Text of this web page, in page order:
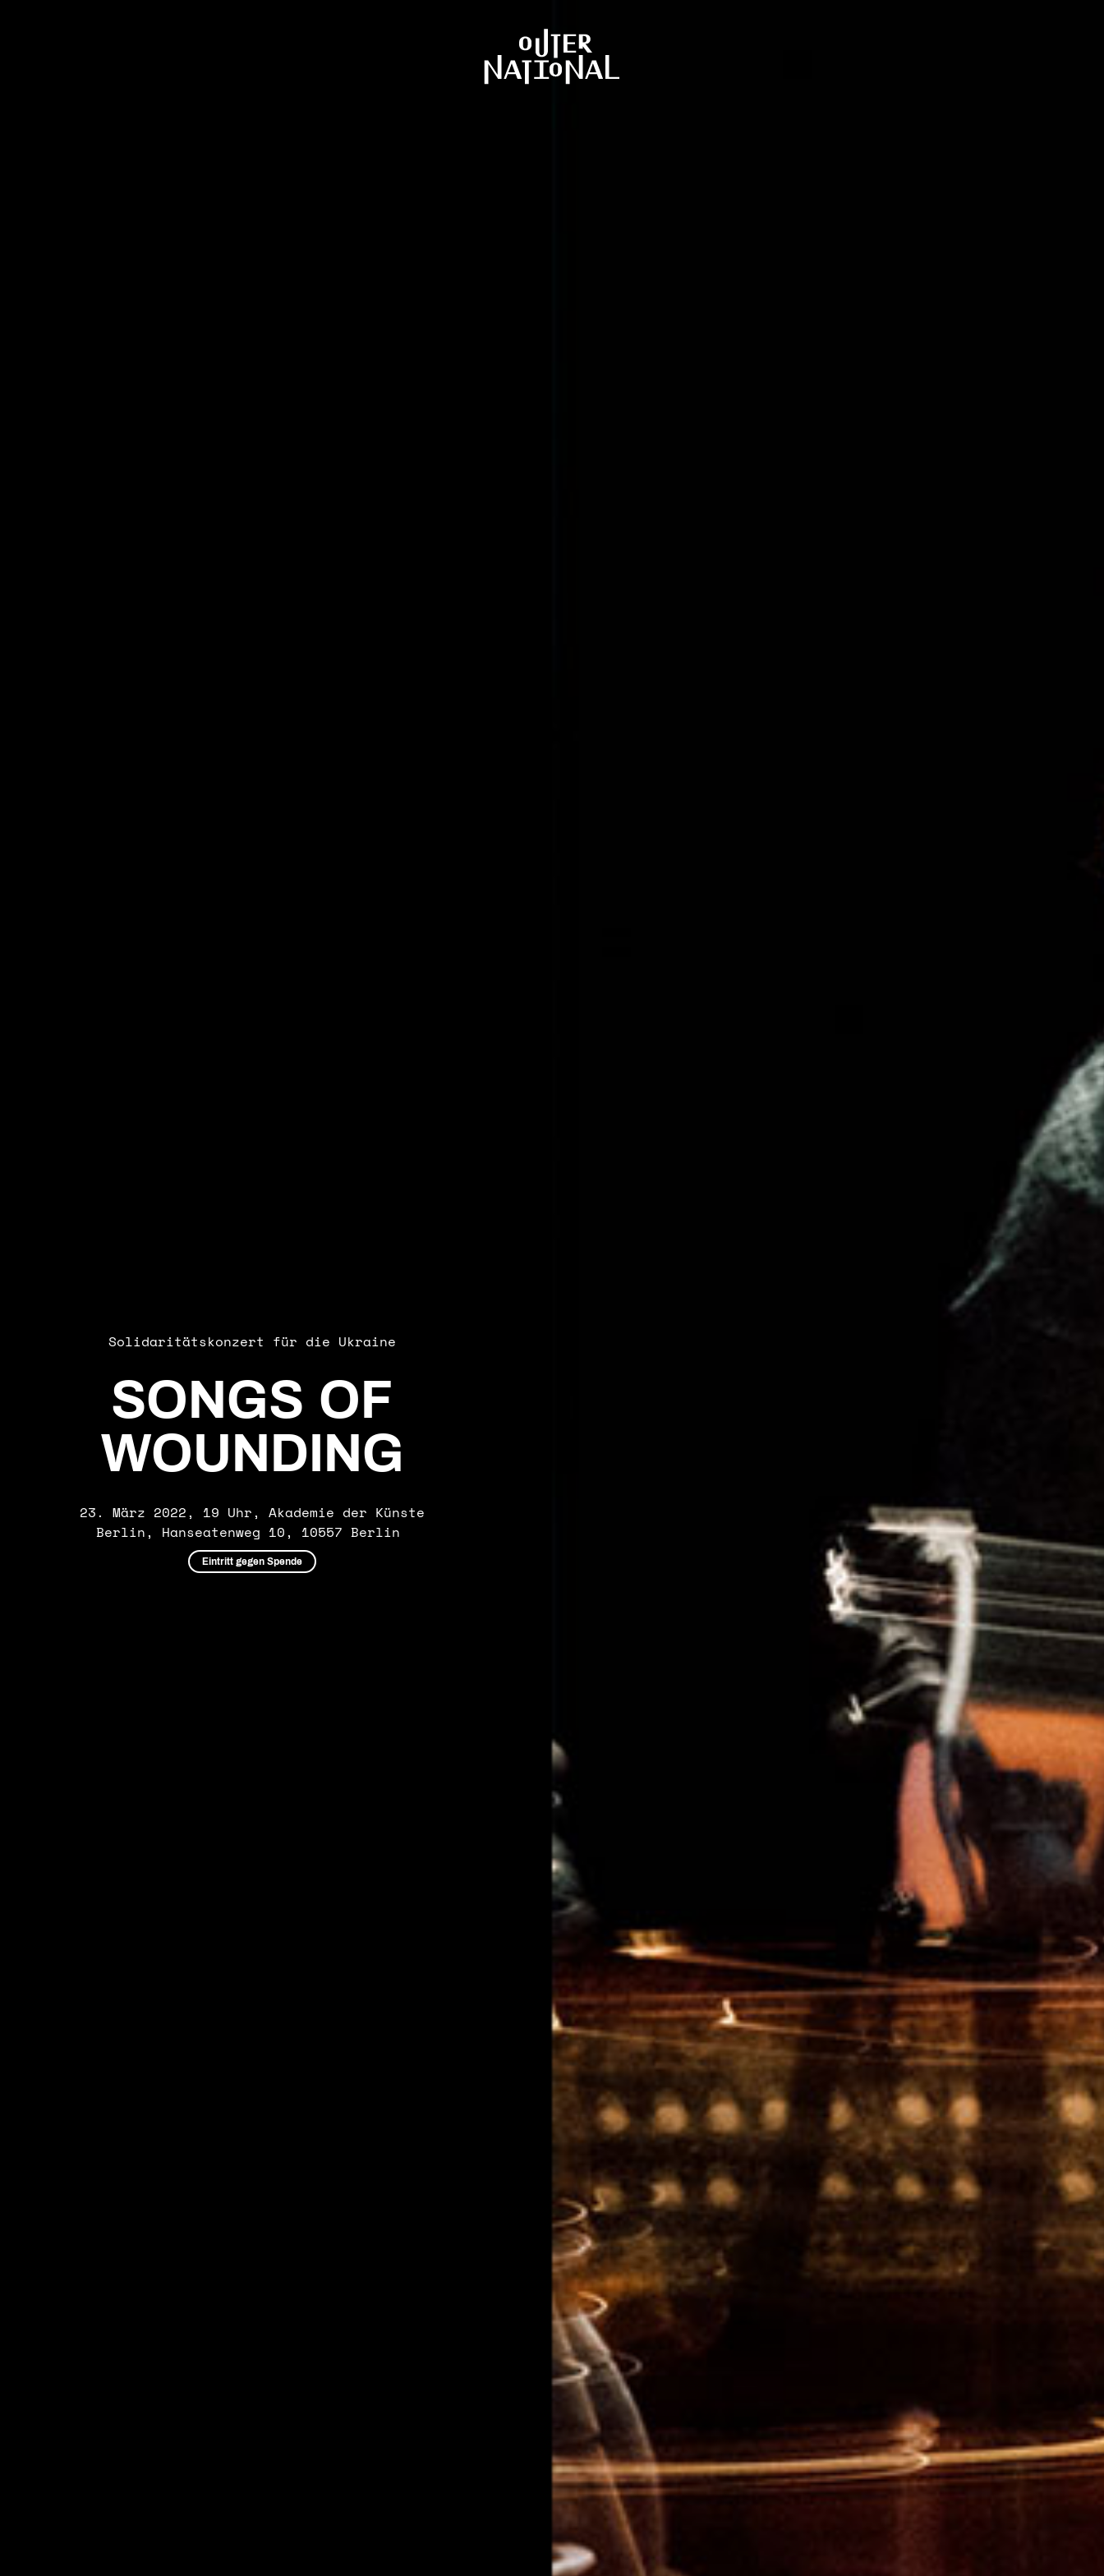
Solidaritätskonzert für die Ukraine
SONGS OF
WOUNDING
23. März 2022, 19 Uhr,Akademie der Künste
Berlin, Hanseatenweg 10, 10557 Berlin
Eintritt gegen Spende